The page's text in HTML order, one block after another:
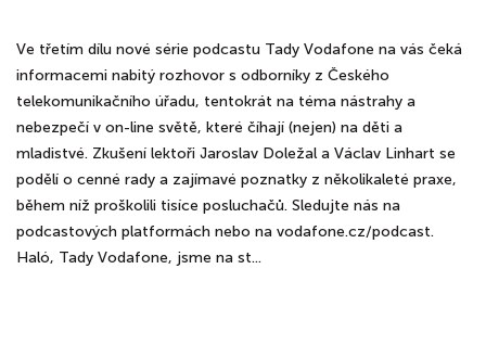
Ve třetím dílu nové série podcastu Tady Vodafone na vás čeká
informacemi nabitý rozhovor s odborníky z Českého
telekomunikačního úřadu, tentokrát na téma nástrahy a
nebezpečí v on-line světě, které číhají (nejen) na děti a
mladistvé. Zkušení lektoři Jaroslav Doležal a Václav Linhart se
podělí o cenné rady a zajímavé poznatky z několikaleté praxe,
během níž proškolili tisíce posluchačů. Sledujte nás na
podcastových platformách nebo na vodafone.cz/podcast.
Haló, Tady Vodafone, jsme na st...